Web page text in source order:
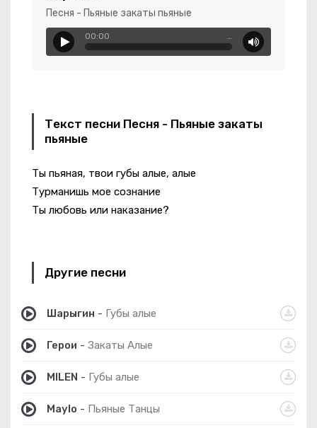
Песня - Пьяные закаты пьяные
00:00 …
Текст песни Песня - Пьяные закаты
пьяные
Ты пьяная, твои губы алые, алые
Турманишь мое сознание
Ты любовь или наказание?
Другие песни
Шарыгин - Губы алые
Герои - Закаты Алые
MILEN - Губы алые
Maylo - Пьяные Танцы
Augusts (Cover)
Истина
Навстречу Ветер Холодный Дует.